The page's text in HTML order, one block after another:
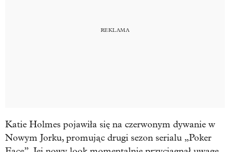
Katie Holmes pojawiła się na czerwonym dywanie w
Nowym Jorku, promując drugi sezon serialu „Poker